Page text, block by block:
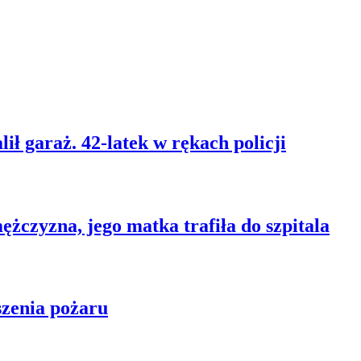
garaż. 42-latek w rękach policji
jego matka trafiła do szpitala
pożaru